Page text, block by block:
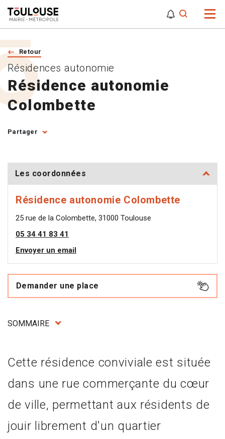
Retour
Résidence autonomie
Colombette
Résidences autonomie
Partager
Les coordonnées
Résidence autonomie Colombette
25 rue de la Colombette, 31000 Toulouse
05 34 41 83 41
Envoyer un email
Demander une place
SOMMAIRE
Cette résidence conviviale est située
dans une rue commerçante du cœur
de ville, permettant aux résidents de
jouir librement d'un quartier